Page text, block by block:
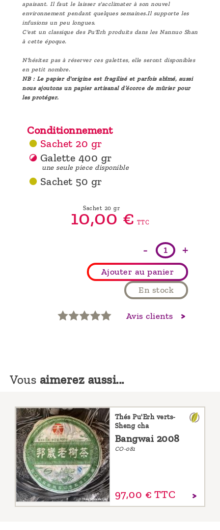
apaisant. Il faut le laisser s'acclimater à son nouvel
environnement pendant quelques semaines.Il supporte les
infusions un peu longues.
C'est un classique des Pu'Erh produits dans les Nannuo Shan
à cette époque.
N'hésitez pas à réserver ces galettes, elle seront disponibles
en petit nombre.
NB : Le papier d'origine est fragilisé et parfois abîmé, aussi
nous ajoutons un papier artisanal d’écorce de mûrier pour
les protéger.
Conditionnement
Sachet 20 gr
Galette 400 gr
une seule piece disponible
Sachet 50 gr
Sachet 20 gr
10,00€ TTC
- +
Ajouter au panier
En stock
Avis clients
Vous aimerez aussi...
Thés Pu'Erh verts-
Sheng cha
Bangwai 2008
CO-081
97,00 € TTC